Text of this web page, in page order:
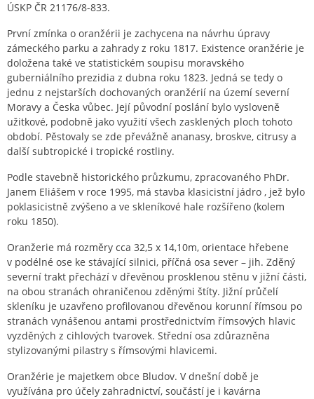
ÚSKP ČR 21176/8-833.
První zmínka o oranžérii je zachycena na návrhu úpravy
zámeckého parku a zahrady z roku 1817. Existence oranžérie je
doložena také ve statistickém soupisu moravského
guberniálního prezidia z dubna roku 1823. Jedná se tedy o
jednu z nejstarších dochovaných oranžérií na území severní
Moravy a Česka vůbec. Její původní poslání bylo vysloveně
užitkové, podobně jako využití všech zasklených ploch tohoto
období. Pěstovaly se zde převážně ananasy, broskve, citrusy a
další subtropické i tropické rostliny.
Podle stavebně historického průzkumu, zpracovaného PhDr.
Janem Eliášem v roce 1995, má stavba klasicistní jádro , jež bylo
poklasicistně zvýšeno a ve skleníkové hale rozšířeno (kolem
roku 1850).
Oranžerie má rozměry cca 32,5 x 14,10m, orientace hřebene
v podélné ose ke stávající silnici, příčná osa sever – jih. Zděný
severní trakt přechází v dřevěnou prosklenou stěnu v jižní části,
na obou stranách ohraničenou zděnými štíty. Jižní průčelí
skleníku je uzavřeno profilovanou dřevěnou korunní římsou po
stranách vynášenou antami prostřednictvím římsových hlavic
vyzděných z cihlových tvarovek. Střední osa zdůrazněna
stylizovanými pilastry s římsovými hlavicemi.
Oranžérie je majetkem obce Bludov. V dnešní době je
využívána pro účely zahradnictví, součástí je i kavárna